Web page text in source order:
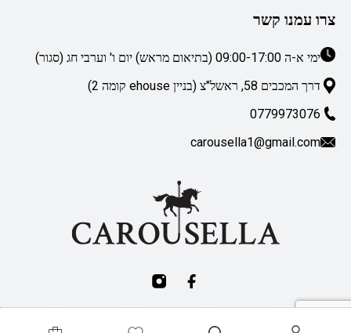
צרו עמנו קשר
ימי א-ה 09:00-17:00 (בתיאום מראש) יום ו' וערבי חג (סגור)
דרך המכבים 58, ראשל"צ (בניין ehouse קומה 2)
0779973076
carousella1@gmail.com